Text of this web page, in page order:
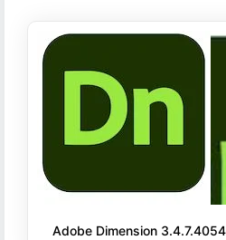
Adobe Dimension